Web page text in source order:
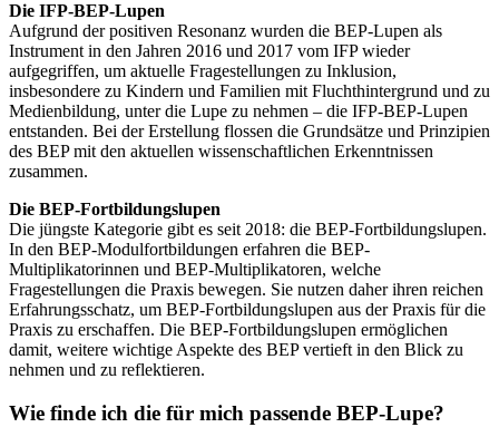
Die IFP-BEP-Lupen
Aufgrund der positiven Resonanz wurden die BEP-Lupen als
Instrument in den Jahren 2016 und 2017 vom IFP wieder
aufgegriffen, um aktuelle Fragestellungen zu Inklusion,
insbesondere zu Kindern und Familien mit Fluchthintergrund und zu
Medienbildung, unter die Lupe zu nehmen – die IFP-BEP-Lupen
entstanden. Bei der Erstellung flossen die Grundsätze und Prinzipien
des BEP mit den aktuellen wissenschaftlichen Erkenntnissen
zusammen.
Die BEP-Fortbildungslupen
Die jüngste Kategorie gibt es seit 2018: die BEP-Fortbildungslupen.
In den BEP-Modulfortbildungen erfahren die BEP-
Multiplikatorinnen und BEP-Multiplikatoren, welche
Fragestellungen die Praxis bewegen. Sie nutzen daher ihren reichen
Erfahrungsschatz, um BEP-Fortbildungslupen aus der Praxis für die
Praxis zu erschaffen. Die BEP-Fortbildungslupen ermöglichen
damit, weitere wichtige Aspekte des BEP vertieft in den Blick zu
nehmen und zu reflektieren.
Wie finde ich die für mich passende BEP-Lupe?